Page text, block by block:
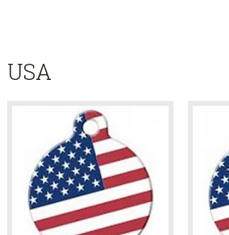
USA